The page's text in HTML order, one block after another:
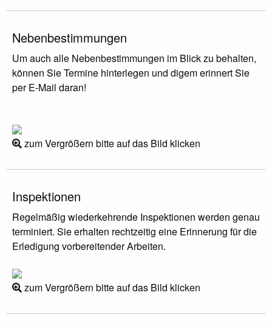
Nebenbestimmungen
Um auch alle Nebenbestimmungen im Blick zu behalten,
können Sie Termine hinterlegen und digem erinnert Sie
per E-Mail daran!
zum Vergrößern bitte auf das Bild klicken
Inspektionen
Regelmäßig wiederkehrende Inspektionen werden genau
terminiert. Sie erhalten rechtzeitig eine Erinnerung für die
Erledigung vorbereitender Arbeiten.
zum Vergrößern bitte auf das Bild klicken